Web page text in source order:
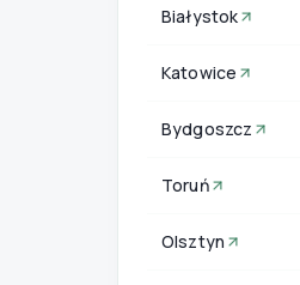
Białystok
Katowice
Bydgoszcz
Toruń
Olsztyn